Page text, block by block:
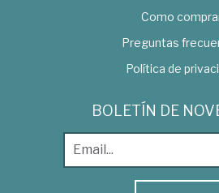
Como
Preguntas
Política de
BOLETÍN DE